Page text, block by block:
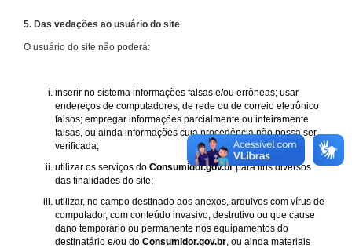
5. Das vedações ao usuário do site
O usuário do site não poderá:
inserir no sistema informações falsas e/ou errôneas; usar
endereços de computadores, de rede ou de correio eletrônico
falsos; empregar informações parcialmente ou inteiramente
falsas, ou ainda informações cuja procedência não possa ser
verificada;
utilizar os serviços do Consumidor.gov.brpara fins diversos
das finalidades do site;
utilizar, no campo destinado aos anexos, arquivos com vírus de
computador, com conteúdo invasivo, destrutivo ou que cause
dano temporário ou permanente nos equipamentos do
destinatário e/ou do Consumidor.gov.br , ou ainda materiais